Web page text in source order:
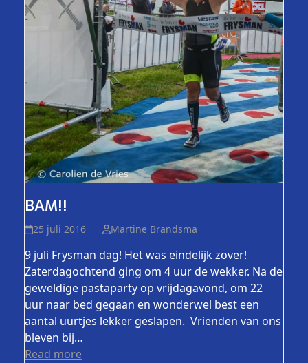
BAM!!
25 juli 2016 Martine Brandsma
9 juli Frysman dag! Het was eindelijk zover!
Zaterdagochtend ging om 4 uur de wekker. Na de
geweldige pastaparty op vrijdagavond, om 22
uur naar bed gegaan en wonderwel best een
aantal uurtjes lekker geslapen. Vrienden van ons
bleven bij…
Read more